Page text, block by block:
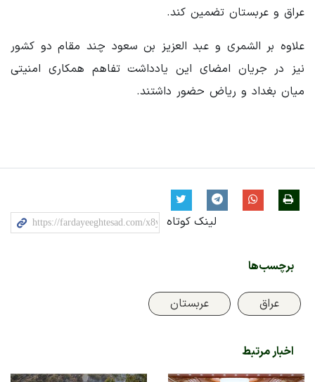
عراق و عربستان تضمین کند.
علاوه بر الشمری و عبد العزیز بن سعود چند مقام دو کشور
نیز در جریان امضای این یادداشت تفاهم همکاری امنیتی
میان بغداد و ریاض حضور داشتند.
لینک کوتاه
برچسب‌ها
عراق عربستان
اخبار مرتبط